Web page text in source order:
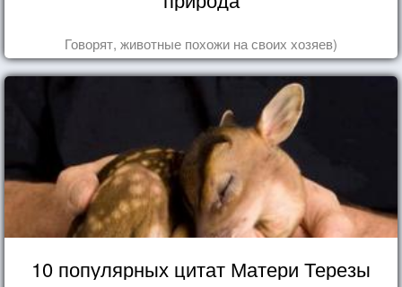
Говорят, животные похожи на своих хозяев)
10 популярных цитат Матери Терезы